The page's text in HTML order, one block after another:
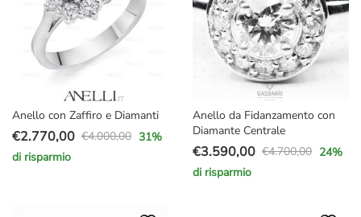
Anello con Zaffiro e Diamanti
€4.000,00
Il
prezzo
€2.770,00
Il
prezzo
31%
di risparmio
Anello da Fidanzamento con
Diamante Centrale
€4.700,00
Il
prezzo
€3.590,00
Il
prezzo
24%
di risparmio